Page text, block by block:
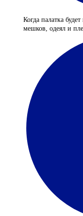
Когда палатка
мешков, одеял и